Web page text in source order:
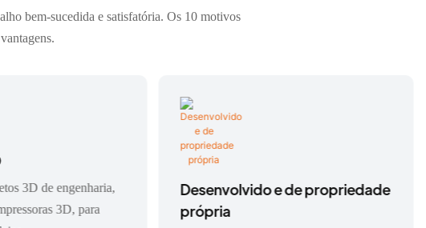
bem-sucedida e satisfatória. Os 10 motivos
3D de engenharia,
3D, para
Desenvolvido e de propriedade
própria